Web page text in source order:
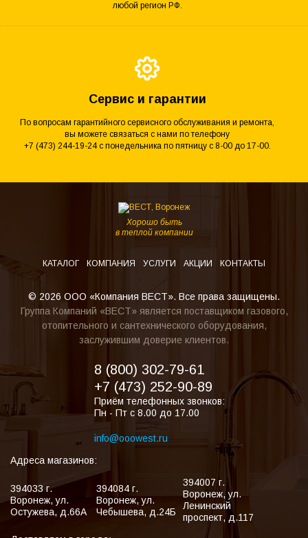
любой регион РФ.
Сервис и гарантии
По вопросам гарантийного сервисного обслуживания и ремонта,
вы можете связаться с нами по телефону
+7 (473) 244-19-24 с понедельника по пятницу с 8-00 до 17-00.
Хорошо быть
в теплой компании
КАТАЛОГ КОМПАНИЯ УСЛУГИ АКЦИИ КОНТАКТЫ
© 2026 ООО «Компания ВЕСТ». Все права защищены.
Группа Компаний «ВЕСТ» является поставщиком газового,
отопительного и сантехнического оборудования,
заслужившим доверие клиентов.
8 (800) 302-79-61
+7 (473) 252-90-89
Приём телефонных звонков:
Пн - Пт с 8.00 до 17.00
info@ooowest.ru
Адреса магазинов:
394033 г.
Воронеж,ул.
Остужева, д.66А
394084 г.
Воронеж,ул.
Чебышева, д.24Б
394007 г.
Воронеж,ул.
Ленинский
проспект, д.117